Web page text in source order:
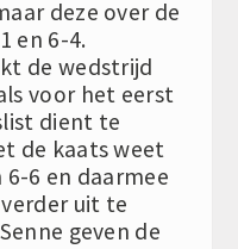
deze over de
en 6-4.
de wedstrijd
voor het eerst
dient te
de kaats weet
6-6 en daarmee
uit te
geven de